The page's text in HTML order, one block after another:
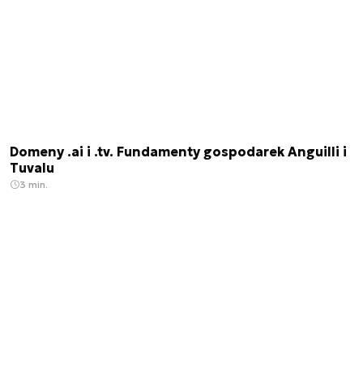
Domeny .ai i .tv. Fundamenty gospodarek Anguilli i
Tuvalu
3 min.